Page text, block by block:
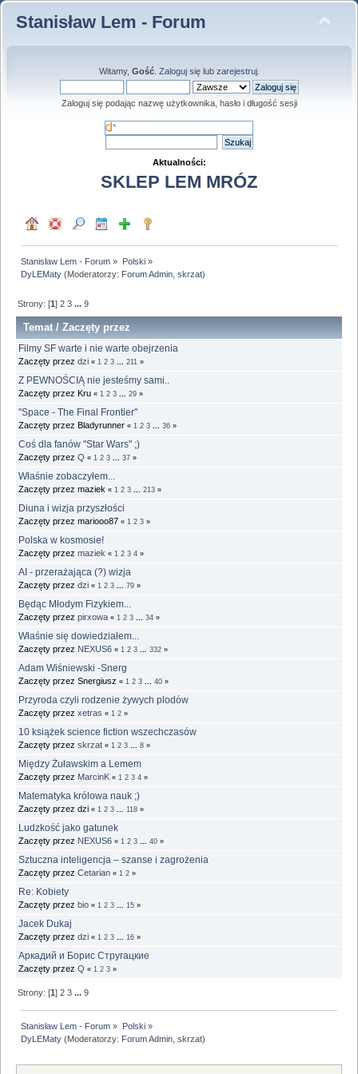
Stanisław Lem - Forum
Witamy, Gość. Zaloguj sięlub zarejestruj.
Zaloguj się podając nazwę użytkownika, hasło i długość sesji
Aktualności:
SKLEP LEM MRÓZ
Stanisław Lem - Forum » Polski»
DyLEMaty (Moderatorzy: Forum Admin ,skrzat)
Strony: [1]2 3 ...9
Temat /Zaczęty przez
Filmy SF warte i nie warte obejrzenia
Zaczęty przez dzi « 1 2 3 211 »
Z PEWNOŚCIĄ nie jesteśmy sami..
Zaczęty przez Kru « 1 2 3 29 »
"Space - The Final Frontier"
Zaczęty przez Bladyrunner « 1 2 3 36 »
Coś dla fanów "Star Wars" ;)
Zaczęty przez Q « 1 2 3 37 »
Właśnie zobaczyłem...
Zaczęty przez maziek « 1 2 3 213 »
Diuna i wizja przyszłości
Zaczęty przez mariooo87 « 1 2 3 »
Polska w kosmosie!
Zaczęty przez maziek « 1 2 3 4 »
AI - przerażająca (?) wizja
Zaczęty przez dzi « 1 2 3 79 »
Będąc Młodym Fizykiem...
Zaczęty przez pirxowa « 1 2 3 34 »
Właśnie się dowiedziałem...
Zaczęty przez NEXUS6 « 1 2 3 332 »
Adam Wiśniewski -Snerg
Zaczęty przez Snergiusz « 1 2 3 40 »
Przyroda czyli rodzenie żywych plodów
Zaczęty przez xetras « 1 2 »
10 książek science fiction wszechczasów
Zaczęty przez skrzat « 1 2 3 8 »
Między Żuławskim a Lemem
Zaczęty przez MarcinK « 1 2 3 4 »
Matematyka królowa nauk ;)
Zaczęty przez dzi « 1 2 3 118 »
Ludzkość jako gatunek
Zaczęty przez NEXUS6 « 1 2 3 40 »
Sztuczna inteligencja – szanse i zagrożenia
Zaczęty przez Cetarian « 1 2 »
Re: Kobiety
Zaczęty przez bio « 1 2 3 15 »
Jacek Dukaj
Zaczęty przez dzi « 1 2 3 16 »
Аркадий и Борис Стругацкие
Zaczęty przez Q « 1 2 3 »
Strony: [1]2 3 ...9
Stanisław Lem - Forum » Polski»
DyLEMaty (Moderatorzy: Forum Admin ,skrzat)